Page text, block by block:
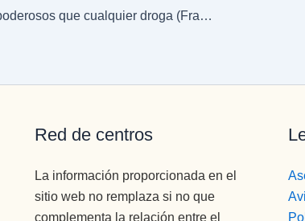
Son más poderosos que cualquier droga (Fragmento de un artículo escrito por Terenci Moix en El País en junio de 2.000)
Red de centros
La información proporcionada en el
sitio web no remplaza si no que
complementa la relación entre el